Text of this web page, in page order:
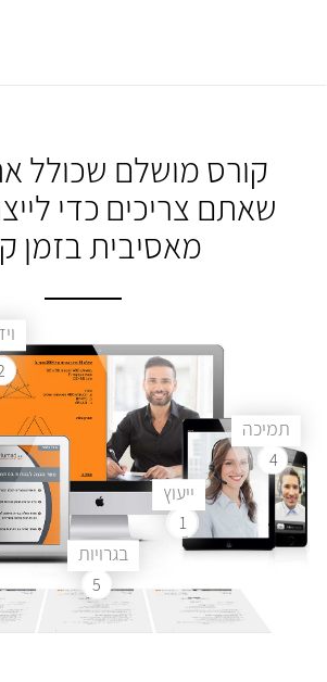
קורס מושלם שכולל
שאתם צריכים כדי
מאסיבית בזמן
ייעוץ
1
תמיכה
4
בגרויות
5